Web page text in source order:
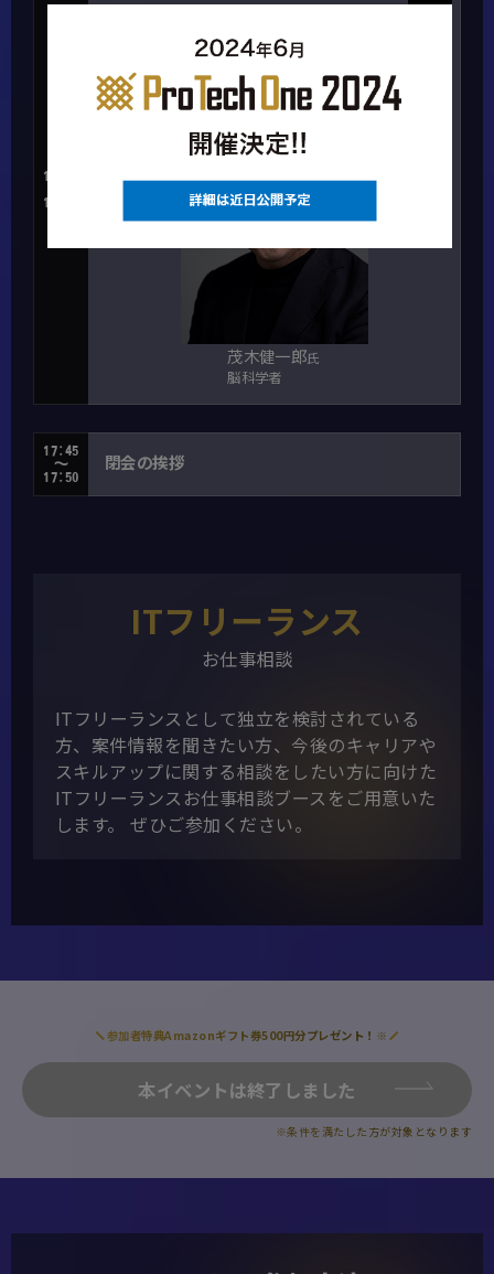
16:30
17:45
茂木健一郎氏
脳科学者
17:45
～
17:50
閉会の挨拶
ITフリーランス
お仕事相談
ITフリーランスとして独立を検討されている
方、案件情報を聞きたい方、今後のキャリアや
スキルアップに関する相談をしたい方に向けた
ITフリーランスお仕事相談ブースをご用意いた
します。 ぜひご参加ください。
参加者特典Amazonギフト券500円分プレゼント！ ※
本イベントは終了しました
※条件を満たした方が対象となります